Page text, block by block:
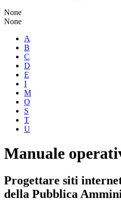
None
None
A
B
C
D
E
I
M
O
S
T
U
Manuale
Progettare siti
della Pubblica